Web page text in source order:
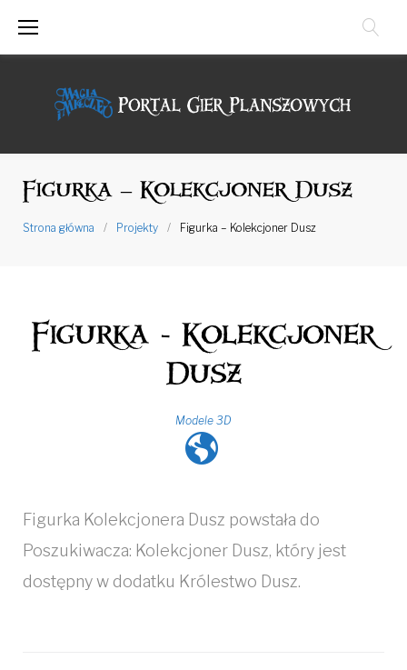
Figurka – Kolekcjoner Dusz
Strona główna / Projekty / Figurka – Kolekcjoner Dusz
Figurka - Kolekcjoner
Dusz
Modele 3D
Figurka Kolekcjonera Dusz powstała do
Poszukiwacza: Kolekcjoner Dusz, który jest
dostępny w dodatku Królestwo Dusz.